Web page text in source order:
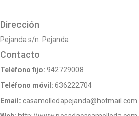
Dirección
Pejanda s/n. Pejanda
Contacto
Teléfono fijo: 942729008
Teléfono móvil: 636222704
Email: casamolledapejanda@hotmail.com